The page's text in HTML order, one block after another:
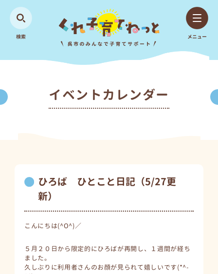
検索 メニュー
イベントカレンダー
ひろば ひとこと日記（5/27更
新）
こんにちは(^O^)／
５月２０日から限定的にひろばが再開し、１週間が経ち
ました。
久しぶりに利用者さんのお顔が見られて嬉しいです(*^-